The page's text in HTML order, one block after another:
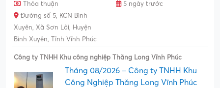
Thỏa thuận
5 ngày trước
Đường số 5, KCN Bình
Xuyên, Xã Sơn Lôi, Huyện
Bình Xuyên, Tỉnh Vĩnh Phúc
Công ty TNHH Khu công nghiệp Thăng Long Vĩnh Phúc
Tháng 08/2026 – Công ty TNHH Khu
Công Nghiệp Thăng Long Vĩnh Phúc